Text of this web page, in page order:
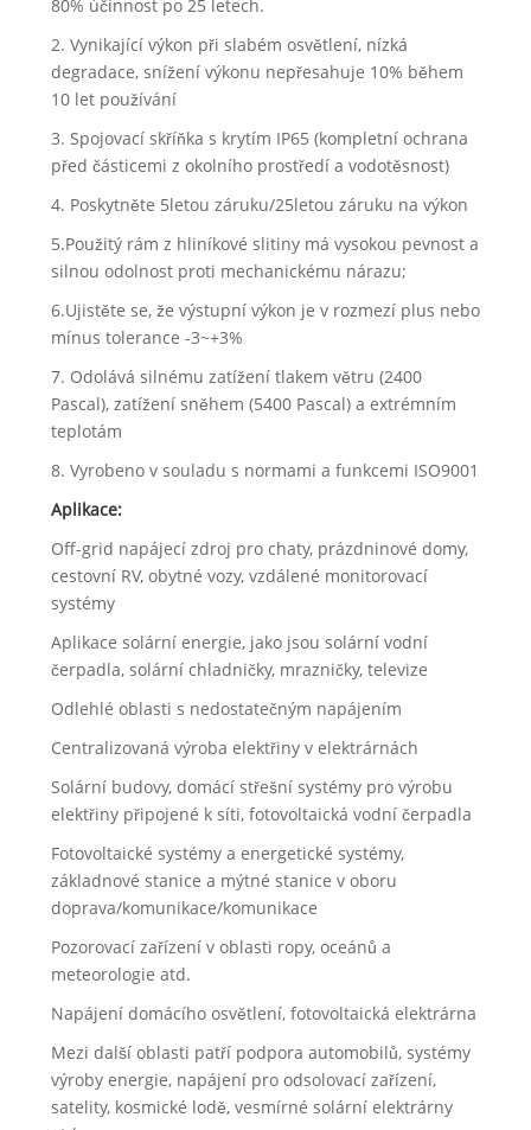
80% účinnost po 25 letech.
2. Vynikající výkon při slabém osvětlení, nízká
degradace, snížení výkonu nepřesahuje 10% během
10 let používání
3. Spojovací skříňka s krytím IP65 (kompletní ochrana
před částicemi z okolního prostředí a vodotěsnost)
4. Poskytněte 5letou záruku/25letou záruku na výkon
5.Použitý rám z hliníkové slitiny má vysokou pevnost a
silnou odolnost proti mechanickému nárazu;
6.Ujistěte se, že výstupní výkon je v rozmezí plus nebo
mínus tolerance -3~+3%
7. Odolává silnému zatížení tlakem větru (2400
Pascal), zatížení sněhem (5400 Pascal) a extrémním
teplotám
8. Vyrobeno v souladu s normami a funkcemi ISO9001
Aplikace:
Off-grid napájecí zdroj pro chaty, prázdninové domy,
cestovní RV, obytné vozy, vzdálené monitorovací
systémy
Aplikace solární energie, jako jsou solární vodní
čerpadla, solární chladničky, mrazničky, televize
Odlehlé oblasti s nedostatečným napájením
Centralizovaná výroba elektřiny v elektrárnách
Solární budovy, domácí střešní systémy pro výrobu
elektřiny připojené k síti, fotovoltaická vodní čerpadla
Fotovoltaické systémy a energetické systémy,
základnové stanice a mýtné stanice v oboru
doprava/komunikace/komunikace
Pozorovací zařízení v oblasti ropy, oceánů a
meteorologie atd.
Napájení domácího osvětlení, fotovoltaická elektrárna
Mezi další oblasti patří podpora automobilů, systémy
výroby energie, napájení pro odsolovací zařízení,
satelity, kosmické lodě, vesmírné solární elektrárny